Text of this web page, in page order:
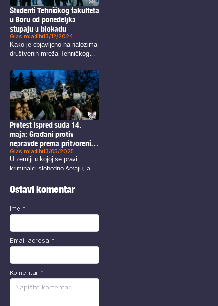
Studenti Tehničkog fakulteta
u Boru od ponedeljka
stupaju u blokadu
Glas mladih13/12/2024
Kako je objavljeno na nalozima
društvenih mreža Tehničkog
Protest ispred suda 14.
maja: Građani protiv
nepravde prema pritvorenim
aktivistima
Glas mladih13/05/2025
U zemlji u kojoj se pravi
kriminalci slobodno šetaju, a...
Ostavi komentar
Komentar *
Ime *
Email adresa *